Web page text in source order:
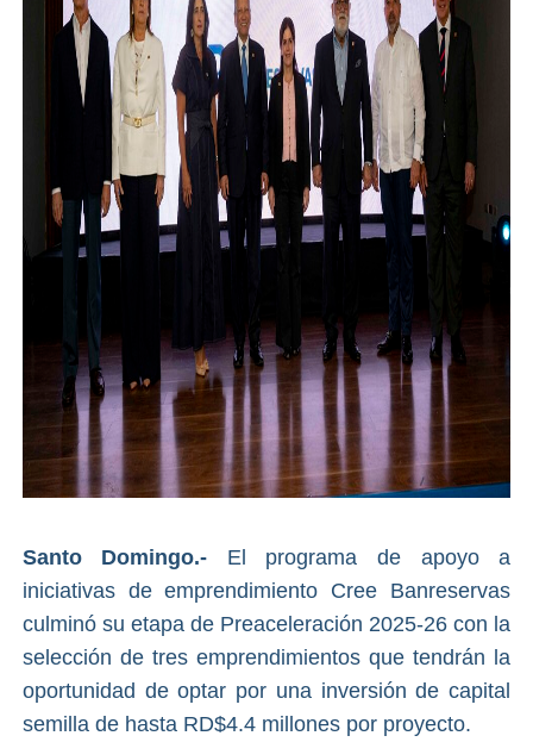
Santo Domingo.- El programa de apoyo a
iniciativas de emprendimiento Cree Banreservas
culminó su etapa de Preaceleración 2025-26 con la
selección de tres emprendimientos que tendrán la
oportunidad de optar por una inversión de capital
semilla de hasta RD$4.4 millones por proyecto.